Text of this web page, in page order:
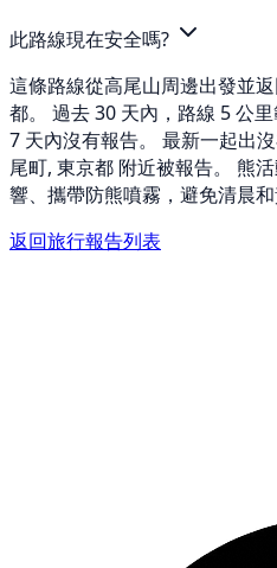
此路線現在安全嗎?
這條路線從高尾山周邊出發並
都。 過去 30 天內，路線 5 公
7 天內沒有報告。 最新一起出
尾町, 東京都 附近被報告。 熊
響、攜帶防熊噴霧，避免清晨和
返回旅行報告列表